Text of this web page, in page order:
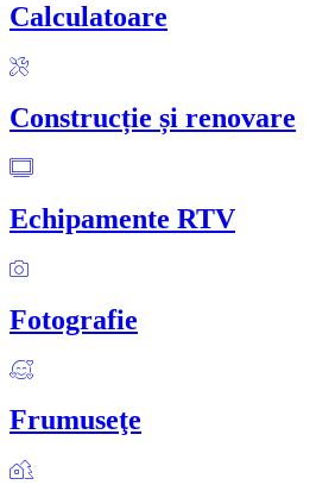
Calculatoare
Construcție și renovare
Echipamente RTV
Fotografie
Frumuseţe